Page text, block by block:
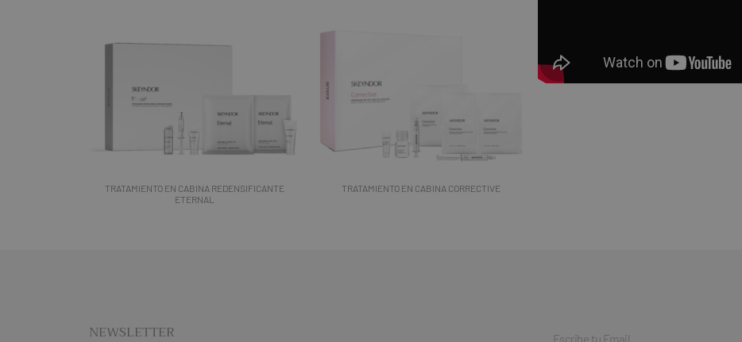
TRATAMIENTO EN CABINA REDENSIFICANTE
ETERNAL
TRATAMIENTO EN CABINA CORRECTIVE
NEWSLETTER